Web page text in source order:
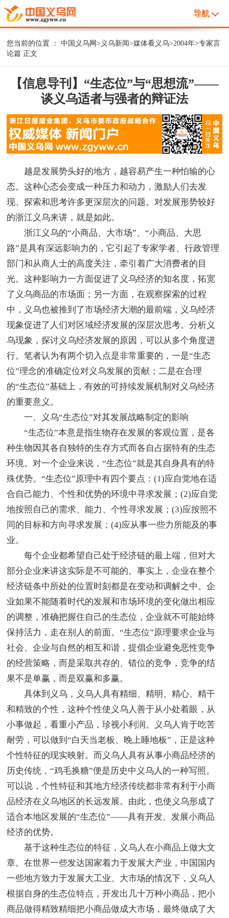
导航
您当前的位置 ：中国义乌网> 义乌新闻>媒体看义乌>2004年>专家言
论篇 正文
【信息导刊】“生态位”与“思想流”——
谈义乌适者与强者的辩证法
越是发展势头好的地方，越容易产生一种怕输的心
态。这种心态会变成一种压力和动力，激励人们去发
现、探索和思考许多更深层次的问题。对发展形势较好
的浙江义乌来讲，就是如此。
浙江义乌的“小商品、大市场”、“小商品、大思
路”是具有深远影响力的，它引起了专家学者、行政管理
部门和从商人士的高度关注，牵引着广大消费者的目
光。这种影响力一方面促进了义乌经济的知名度，拓宽
了义乌商品的市场面；另一方面，在观察探索的过程
中，义乌也被推到了市场经济大潮的最前端，义乌经济
现象促进了人们对区域经济发展的深层次思考。分析义
乌现象，探讨义乌经济发展的原因，可以从多个角度进
行。笔者认为有两个切入点是非常重要的，一是“生态
位”理念的准确定位对义乌发展的贡献；二是在合理
的“生态位”基础上，有效的可持续发展机制对义乌经济
的重要意义。
一、义乌“生态位”对其发展战略制定的影响
“生态位”本意是指生物存在发展的客观位置，是各
种生物因其各自独特的生存方式而各自占据特有的生态
环境。对一个企业来说，“生态位”就是其自身具有的特
殊优势。“生态位”原理中有四个要点：(1)应自觉地在适
合自己能力、个性和优势的环境中寻求发展；(2)应自觉
地按照自己的需求、能力、个性寻求发展；(3)应按照不
同的目标和方向寻求发展；(4)应从事一些力所能及的事
业。
每个企业都希望自己处于经济链的最上端，但对大
部分企业来讲这实际是不可能的。事实上，企业在整个
经济链条中所处的位置时刻都是在变动和调解之中。企
业如果不能随着时代的发展和市场环境的变化做出相应
的调整，准确把握住自己的生态位，企业就不可能始终
保持活力，走在别人的前面。“生态位”原理要求企业与
社会、企业与自然的相互和谐，提倡企业避免恶性竞争
的经营策略，而是采取共存的、错位的竞争，竞争的结
果不是单赢，而是双赢和多赢。
具体到义乌，义乌人具有精细、精明、精心、精干
和精致的个性，这种个性使义乌人善于从小处着眼，从
小事做起，看重小产品，珍视小利润。义乌人肯于吃苦
耐劳，可以做到“白天当老板、晚上睡地板”，正是这种
个性特征的现实映射。而义乌人具有从事小商品经济的
历史传统，“鸡毛换糖”便是历史中义乌人的一种写照。
可以说，个性特征和其地方经济传统都非常有利于小商
品经济在义乌地区的长远发展。由此，也使义乌形成了
适合本地区发展的“生态位”——具有开发、发展小商品
经济的优势。
基于这种生态位的特征，义乌人在小商品上做大文
章。在世界一些发达国家着力于发展大产业，中国国内
一些地方致力于发展大工业、大市场的情况下，义乌人
根据自身的生态位特点，开发出几十万种小商品，把小
商品做得精致精细把小商品做成大市场，最终做成了大